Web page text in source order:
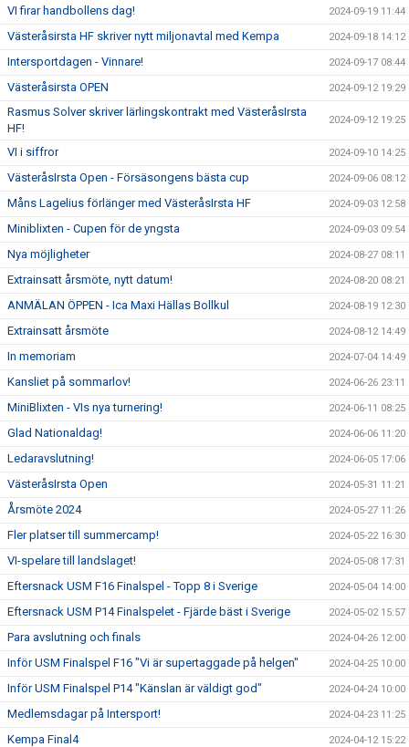
VI firar handbollens dag! 2024-09-19 11:44
Västeråsirsta HF skriver nytt miljonavtal med Kempa 2024-09-18 14:12
Intersportdagen - Vinnare! 2024-09-17 08:44
Västeråsirsta OPEN 2024-09-12 19:29
Rasmus Solver skriver lärlingskontrakt med VästeråsIrsta
HF!
2024-09-12 19:25
VI i siffror 2024-09-10 14:25
VästeråsIrsta Open - Försäsongens bästa cup 2024-09-06 08:12
Måns Lagelius förlänger med VästeråsIrsta HF 2024-09-03 12:58
Miniblixten - Cupen för de yngsta 2024-09-03 09:54
Nya möjligheter 2024-08-27 08:11
Extrainsatt årsmöte, nytt datum! 2024-08-20 08:21
ANMÄLAN ÖPPEN - Ica Maxi Hällas Bollkul 2024-08-19 12:30
Extrainsatt årsmöte 2024-08-12 14:49
In memoriam 2024-07-04 14:49
Kansliet på sommarlov! 2024-06-26 23:11
MiniBlixten - VIs nya turnering! 2024-06-11 08:25
Glad Nationaldag! 2024-06-06 11:20
Ledaravslutning! 2024-06-05 17:06
VästeråsIrsta Open 2024-05-31 11:21
Årsmöte 2024 2024-05-27 11:26
Fler platser till summercamp! 2024-05-22 16:30
VI-spelare till landslaget! 2024-05-08 17:31
Eftersnack USM F16 Finalspel - Topp 8 i Sverige 2024-05-04 14:00
Eftersnack USM P14 Finalspelet - Fjärde bäst i Sverige 2024-05-02 15:57
Para avslutning och finals 2024-04-26 12:00
Inför USM Finalspel F16 "Vi är supertaggade på helgen" 2024-04-25 10:00
Inför USM Finalspel P14 "Känslan är väldigt god" 2024-04-24 10:00
Medlemsdagar på Intersport! 2024-04-23 11:25
Kempa Final4 2024-04-12 15:22